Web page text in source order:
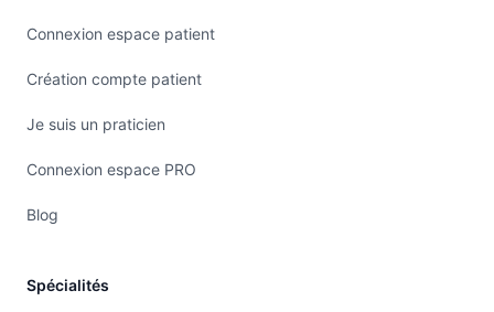
Connexion espace patient
Création compte patient
Je suis un praticien
Connexion espace PRO
Blog
Spécialités